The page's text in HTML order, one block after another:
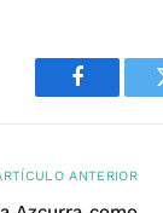
Facebook
ANTERIOR